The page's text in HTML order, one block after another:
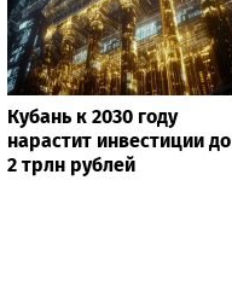
Кубань к 2030 году
нарастит инвестиции до
2 трлн рублей